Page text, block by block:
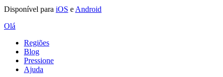
Disponível para iOS e Android
Olá
Regiões
Blog
Pressione
Ajuda